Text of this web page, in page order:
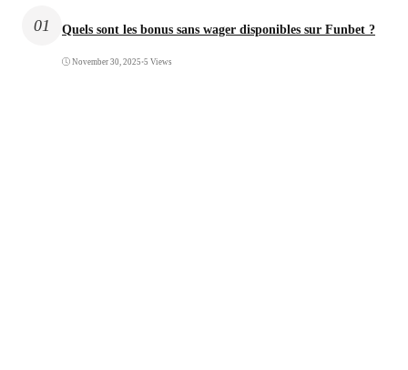
01 Quels sont les bonus sans wager disponibles sur Funbet ?
November 30, 2025 •5 Views